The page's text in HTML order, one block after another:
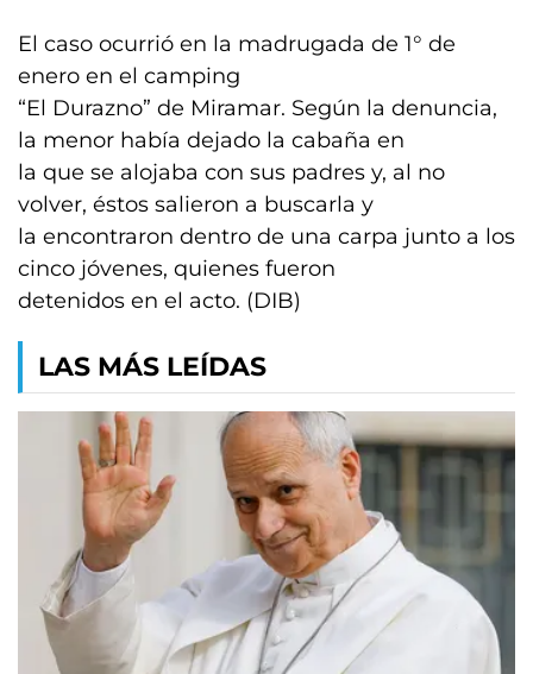
El caso ocurrió en la madrugada de 1° de
enero en el camping
“El Durazno” de Miramar. Según la denuncia,
la menor había dejado la cabaña en
la que se alojaba con sus padres y, al no
volver, éstos salieron a buscarla y
la encontraron dentro de una carpa junto a los
cinco jóvenes, quienes fueron
detenidos en el acto. (DIB)
LAS MÁS LEÍDAS